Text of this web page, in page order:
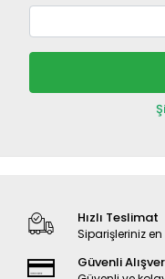
Hızlı Teslimat
Siparişleriniz en
Güvenli